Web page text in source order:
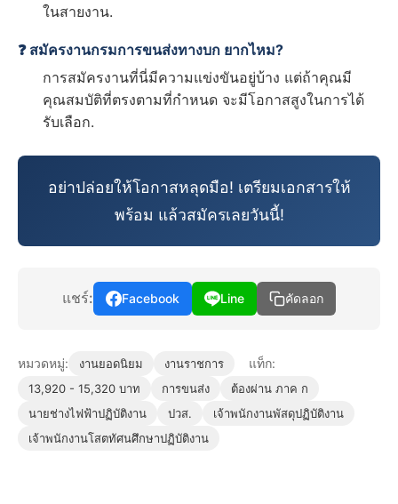
ในสายงาน.
❓ สมัครงานกรมการขนส่งทางบก ยากไหม?
การสมัครงานที่นี่มีความแข่งขันอยู่บ้าง แต่ถ้าคุณมี
คุณสมบัติที่ตรงตามที่กำหนด จะมีโอกาสสูงในการได้
รับเลือก.
อย่าปล่อยให้โอกาสหลุดมือ! เตรียมเอกสารให้
พร้อม แล้วสมัครเลยวันนี้!
แชร์: Facebook Line คัดลอก
หมวดหมู่: งานยอดนิยม งานราชการ แท็ก:
13,920 - 15,320 บาท การขนส่ง
ต้องผ่าน ภาค ก
นายช่างไฟฟ้าปฏิบัติงาน
ปวส.
เจ้าพนักงานพัสดุปฏิบัติงาน
เจ้าพนักงานโสตทัศนศึกษาปฏิบัติงาน